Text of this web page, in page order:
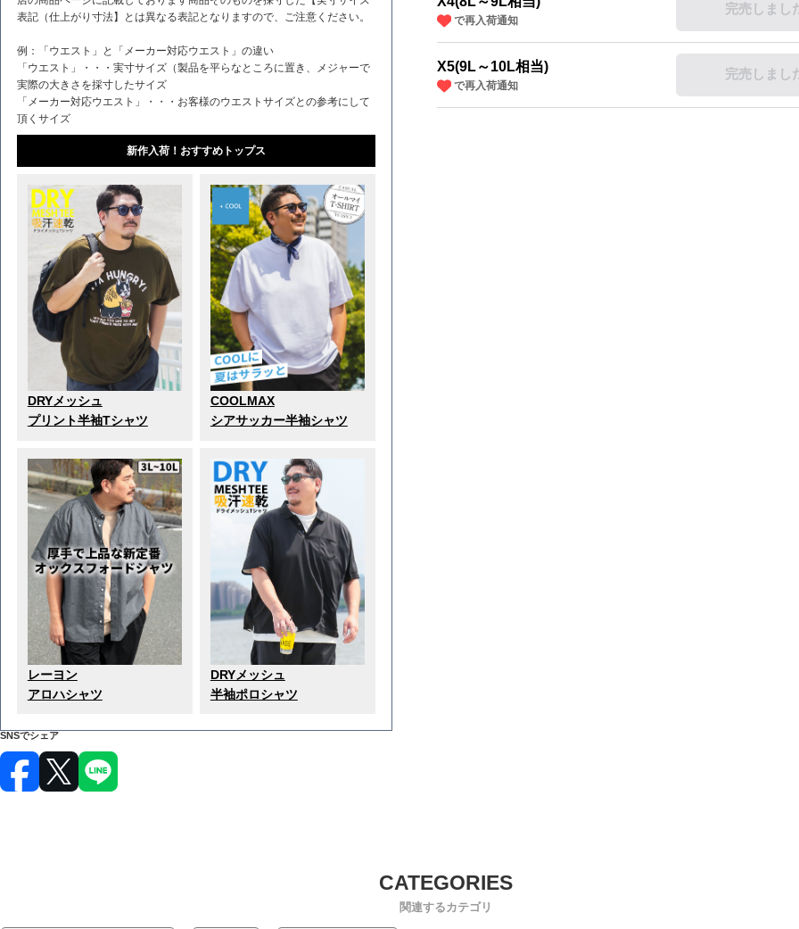
で再入荷通知
完売しまし
X5(9L～10L相当)
で再入荷通知
完売しまし
表記（仕上がり寸法】とは異なる表記となりますので、ご注意ください。
例：「ウエスト」と「メーカー対応ウエスト」の違い
「ウエスト」・・・実寸サイズ（製品を平らなところに置き、メジャーで
実際の大きさを採寸したサイズ
「メーカー対応ウエスト」・・・お客様のウエストサイズとの参考にして
頂くサイズ
新作入荷！おすすめトップス
DRYメッシュ
プリント半袖Tシャツ
COOLMAX
シアサッカー半袖シャツ
レーヨン
アロハシャツ
DRYメッシュ
半袖ポロシャツ
SNSでシェア
関連するカテゴリ